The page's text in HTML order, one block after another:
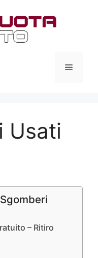
Menu
Usati
– Ritiro